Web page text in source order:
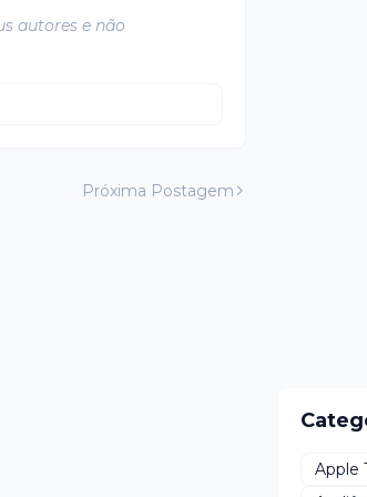
autores e não
Próxima Postagem
Apple